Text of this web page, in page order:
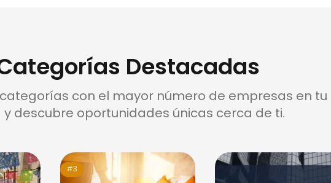
Destacadas
categorías con el mayor número de empresas en tu
y descubre oportunidades únicas cerca de ti.
#3